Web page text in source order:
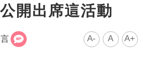
開出席這活動
A- A A+